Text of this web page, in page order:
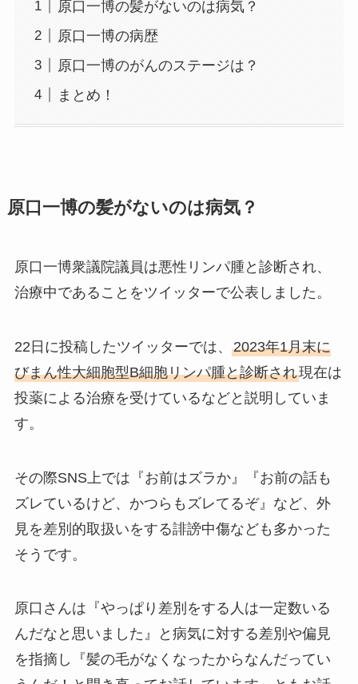
原口一博の髪がないのは病気？
原口一博の病歴
原口一博のがんのステージは？
まとめ！
原口一博の髪がないのは病気？
原口一博衆議院議員は悪性リンパ腫と診断され、
治療中であることをツイッターで公表しました。
22日に投稿したツイッターでは、 2023年1月末に
びまん性大細胞型B細胞リンパ腫と診断され現在は
投薬による治療を受けているなどと説明していま
す。
その際SNS上では『お前はズラか』『お前の話も
ズレているけど、かつらもズレてるぞ』など、外
見を差別的取扱いをする誹謗中傷なども多かった
そうです。
原口さんは『やっぱり差別をする人は一定数いる
んだなと思いました』と病気に対する差別や偏見
を指摘し『髪の毛がなくなったからなんだってい